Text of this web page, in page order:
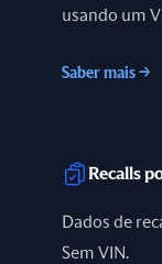
usando um
Saber mais →
Recalls
Dados de
Sem VIN.